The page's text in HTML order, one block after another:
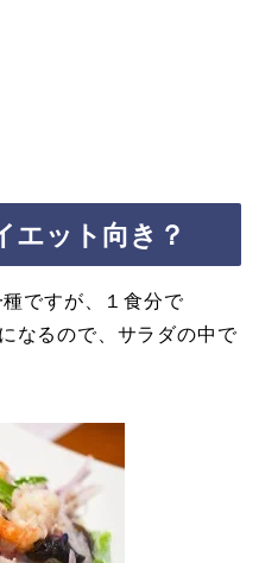
エット向き？
ですが、１食分で
なるので、サラダの中で